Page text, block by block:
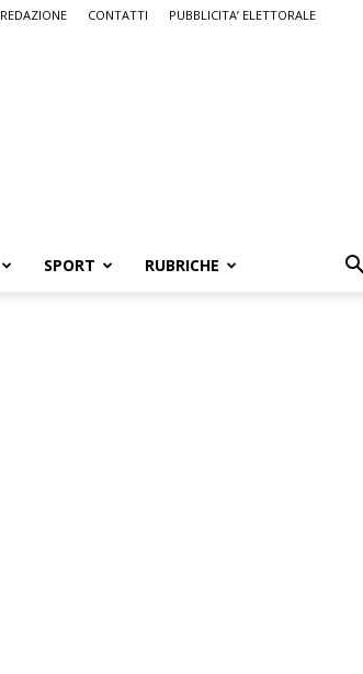
REDAZIONE CONTATTI PUBBLICITA’ ELETTORALE
SPORT RUBRICHE